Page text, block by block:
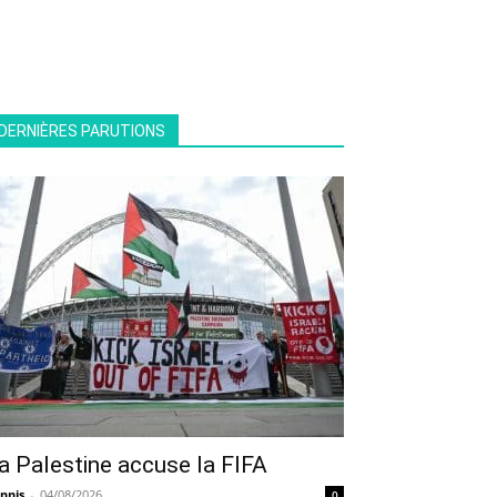
PARUTIONS
Palestine accuse la FIFA